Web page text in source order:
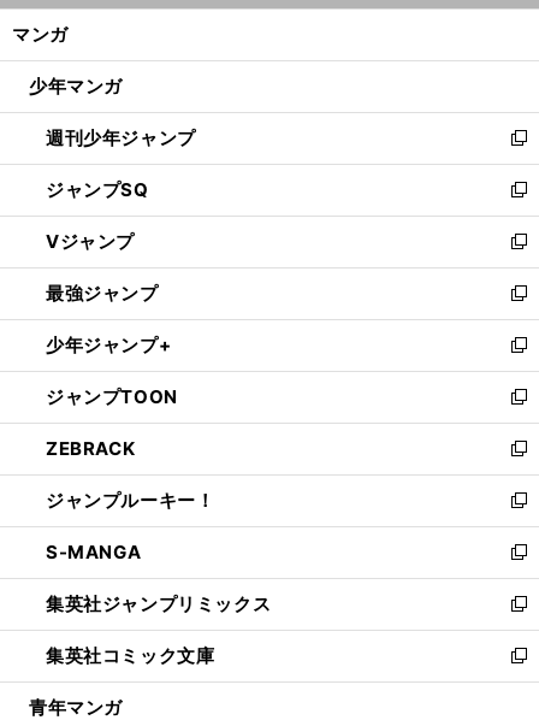
ン
ウ
開
く
マンガ
少年マンガ
週刊少年ジャンプ
新
し
い
ウ
ィ
ン
ド
ウ
で
開
く
ジャンプSQ
新
し
い
ウ
ィ
ン
ド
ウ
で
開
く
Vジャンプ
新
し
い
ウ
ィ
ン
ド
ウ
で
開
く
最強ジャンプ
新
し
い
ウ
ィ
ン
ド
ウ
で
開
く
少年ジャンプ+
新
し
い
ウ
ィ
ン
ド
ウ
で
開
く
ジャンプTOON
新
し
い
ウ
ィ
ン
ド
ウ
で
開
く
ZEBRACK
新
し
い
ウ
ィ
ン
ド
ウ
で
開
ジャンプルーキー！
新
し
い
ウ
ィ
ン
ド
ウ
S-MANGA
新
し
い
ウ
ィ
ン
集英社ジャンプリミックス
新
し
い
ウ
集英社コミック文庫
新
し
青年マンガ